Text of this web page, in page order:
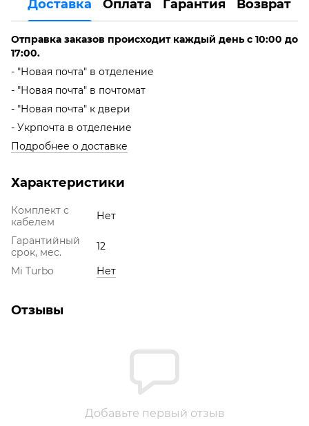
Доставка Оплата Гарантия Возврат
Отправка заказов происходит каждый день с 10:00 до
17:00.
- "Новая почта" в отделение
- "Новая почта" в почтомат
- "Новая почта" к двери
- Укрпочта в отделение
Подробнее о доставке
Характеристики
Комплект с
кабелем
Нет
Гарантийный
срок, мес.
12
Mi Turbo
Нет
Отзывы
Добавьте первый отзыв